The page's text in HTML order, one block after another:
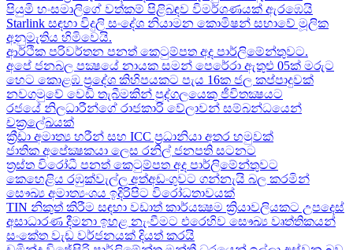
පියුමි හංසමාලිගේ වත්කම් පිළිබඳව විමර්ශණයක් ඇරඹෙයි
Starlink සඳහා විදුලි සංදේශ නියාමන කොමිෂන් සභාවේ මූලික
අනුමැතිය හිමිවෙයි.
ආර්ථික පරිවර්තන පනත් කෙටුම්පත අද පාර්ලිමේන්තුවට.
අපේ ජනබල පක්‍ෂයේ නායක සමන් පෙරේරා ඇතුළු 05ක් මරුට​
හෙට කොළඹ ප්‍රදේශ කිහිපයකට පැය 16ක ජල කප්පාදුවක්
නවගමුවේ වෙඩි තැබීමකින් පුද්ගලයෙකු ජීවිතක්‍ෂයට​
රජයේ නිලධාරීන්ගේ රාජකාරි වේලාවන් සම්බන්ධයෙන්
චක්‍රලේඛයක්
ක්‍රීඩා අමාත්‍ය හරීන් සහ​ ICC ප්‍රධානියා අතර හමුවක්
ජාතික අපේක්‍ෂකයා ලෙස රනිල් ජනපති සටනට​
ත්‍රස්ත විරෝධී පනත් කෙටුම්පත අද පාර්ලිමේන්තුවට​
කෙහෙළිය රඹුක්වැල්ල අත්අඩංගුවට ගන්නැයි බල කරමින්
සෞඛ්‍ය අමාත්‍යංශය ඉදිරිපිට විරෝධතාවයක්
TIN නිකුත් කිරීම සඳහා වඩාත් කාර්යක්‍ෂම ක්‍රියාවලියකට උපදෙස්
අසාධාරණ දීමනා ඉහළ නැංවීමට එරෙහිව සෞඛ්‍ය වෘත්තිකයන්
සංකේත වැඩ වර්ජනයක් දියත් කරයි